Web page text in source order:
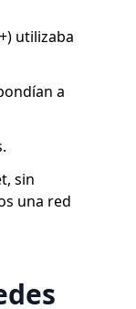
utilizaba
a
sin
una red